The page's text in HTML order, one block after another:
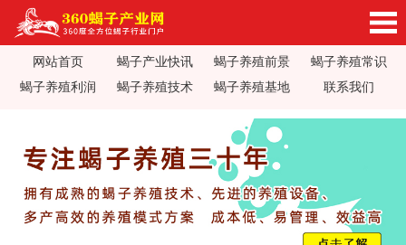
360蝎子养殖产业网_蝎子养殖技术视频_蝎子养
治_全蝎药方价值加工_蝎子养殖场基地加盟
网站首页 蝎子产业快讯 蝎子养殖前景
蝎子养殖常识
蝎子养殖利润
蝎子养殖技术 蝎子养殖基地 联系我们